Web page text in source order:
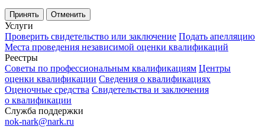
Принять Отменить
Услуги
Проверить свидетельство или заключение Подать апелляцию
Места проведения независимой оценки квалификаций
Реестры
Советы по профессиональным квалификациям Центры
оценки квалификации Сведения о квалификациях
Оценочные средства Свидетельства и заключения
о квалификации
Служба поддержки
nok-nark@nark.ru